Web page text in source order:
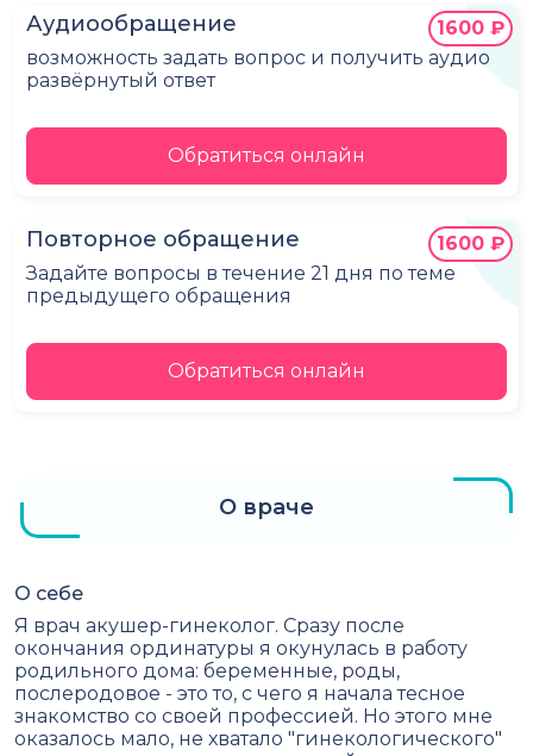
Аудиообращение
возможность задать вопрос и получить аудио
развёрнутый ответ
1600 ₽
Обратиться онлайн
Повторное обращение
Задайте вопросы в течение 21 дня по теме
предыдущего обращения
1600 ₽
Обратиться онлайн
О враче
О себе
Я врач акушер-гинеколог. Сразу после
окончания ординатуры я окунулась в работу
родильного дома: беременные, роды,
послеродовое - это то, с чего я начала тесное
знакомство со своей профессией. Но этого мне
оказалось мало, не хватало "гинекологического"